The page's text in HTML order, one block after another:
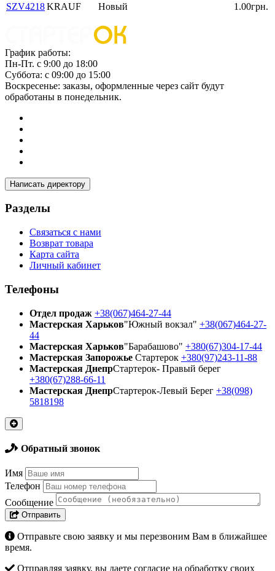
SZV4218KRAUF Новый 1.00грн.
График работы:
Пн-Пт. с 9:00 до 18:00
Суббота: с 09:00 до 15:00
Воскресенье: заказы, оформленные через сайт будут
обработаны в понедельник.
Написать директору
Разделы
Связаться с нами
Возврат товара
Карта сайта
Личный кабинет
Телефоны
Отдел продаж +38(067)464-27-44
Мастерская Харьков"Южный вокзал" +38(067)464-27-
44
Мастерская Харьков"Барабашово" +380(67)304-17-44
Мастерская Запорожье Стартерок +380(97)243-11-88
Мастерская ДнепрСтартерок- Правый берег
+380(67)288-66-11
Мастерская ДнепрСтартерок-Левый Берег +38(098)
5818198
Обратный звонок
Имя
Телефон
Сообщение
Отправить
Отправьте свою заявку и мы перезвоним Вам в ближайшее
время.
Отправляя заявку, вы даете согласие на обработку своих